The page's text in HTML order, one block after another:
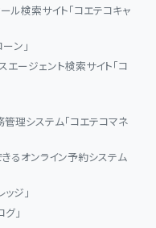
ル検索サイト「コエテコキャ
ン」
エージェント検索サイト「コ
理システム「コエテコマネ
るオンライン予約システム
ジ」
」